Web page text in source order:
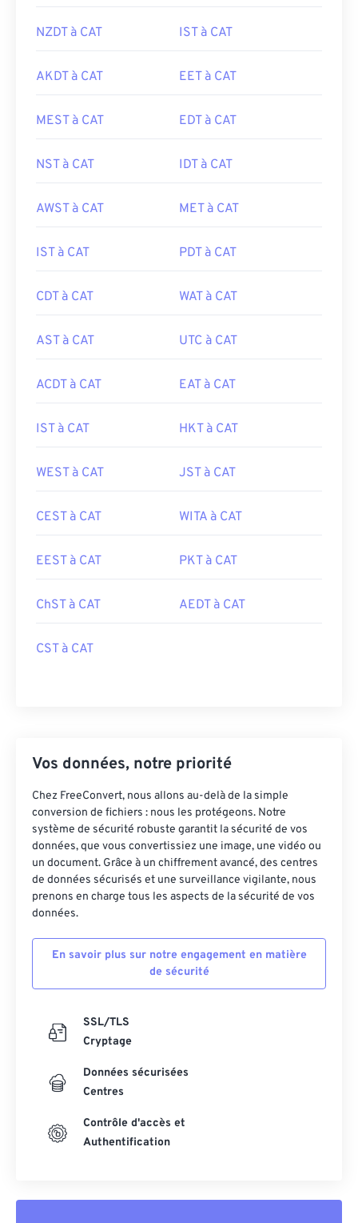
NZDT à CAT IST à CAT
AKDT à CAT EET à CAT
MEST à CAT EDT à CAT
NST à CAT IDT à CAT
AWST à CAT MET à CAT
IST à CAT PDT à CAT
CDT à CAT WAT à CAT
AST à CAT UTC à CAT
ACDT à CAT EAT à CAT
IST à CAT HKT à CAT
WEST à CAT JST à CAT
CEST à CAT WITA à CAT
EEST à CAT PKT à CAT
ChST à CAT AEDT à CAT
CST à CAT
Vos données, notre priorité
Chez FreeConvert, nous allons au-delà de la simple
conversion de fichiers : nous les protégeons. Notre
système de sécurité robuste garantit la sécurité de vos
données, que vous convertissiez une image, une vidéo ou
un document. Grâce à un chiffrement avancé, des centres
de données sécurisés et une surveillance vigilante, nous
prenons en charge tous les aspects de la sécurité de vos
données.
En savoir plus sur notre engagement en matière
de sécurité
SSL/TLS
Cryptage
Données sécurisées
Centres
Contrôle d'accès et
Authentification